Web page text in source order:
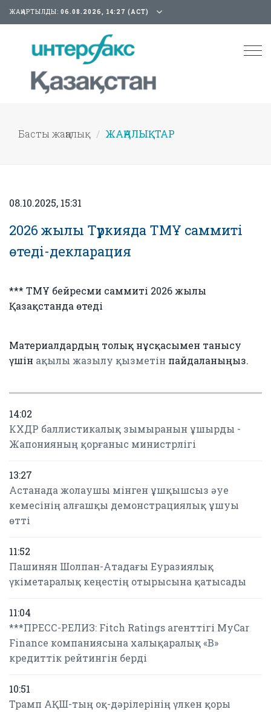
ЖАҢАРТЫЛДЫ: 06.08.2026, 14:27 (АСТ)
Басты жаңалық ЖАҢАЛЫҚТАР
08.10.2025, 15:31
2026 жылы Түркияда ТМҰ саммиті
өтеді-декларация
*** ТМҰ бейресми саммиті 2026 жылы
Қазақстанда өтеді
Материалдардың толық нұсқасымен танысу
үшін ақылы жазылу қызметін пайдаланыңыз.
14:02
КХДР баллистикалық зымыранын ұшырды -
Жапонияның қорғаныс министрлігі
13:27
Астанада жолаушы мінген ұшқышсыз әуе
кемесінің алғашқы демонстрациялық ұшуы
өтті
11:52
Пашинян Шолпан-Атадағы Еуразиялық
үкіметаралық кеңестің отырысына қатысады
11:04
***ПРЕСС-РЕЛИЗ: Fitch Ratings агенттігі MyCar
Finance компаниясына халықаралық «B»
кредиттік рейтингін берді
10:51
Трамп АҚШ-тың оқ-дәрілерінің үлкен қоры